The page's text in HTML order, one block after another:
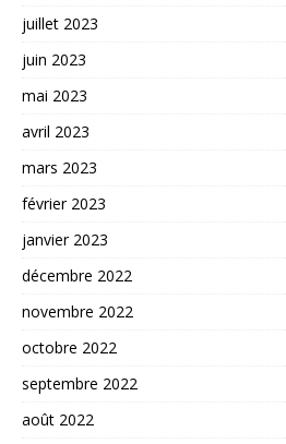
juillet 2023
juin 2023
mai 2023
avril 2023
mars 2023
février 2023
janvier 2023
décembre 2022
novembre 2022
octobre 2022
septembre 2022
août 2022